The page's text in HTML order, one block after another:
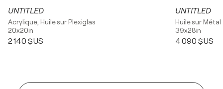
UNTITLED
Acrylique, Huile sur Plexiglas
20x20in
2 140 $US
UNTITLED
Huile sur Métal
39x28in
4 090 $US